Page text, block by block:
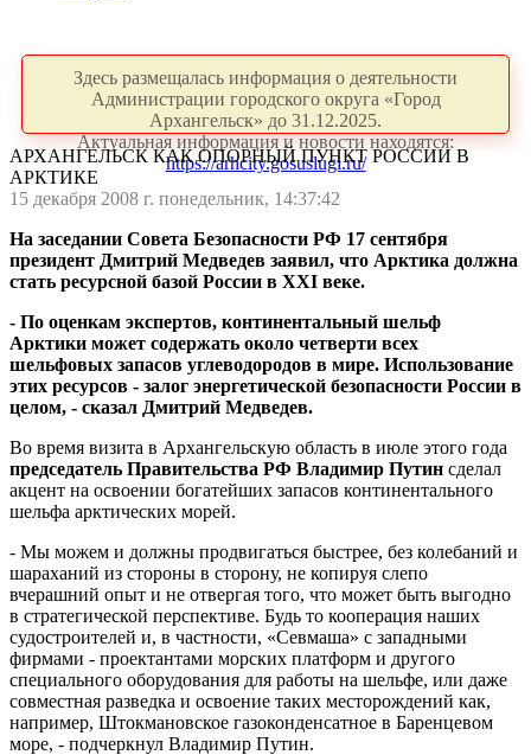
Здесь размещалась информация о деятельности
Администрации городского округа «Город
Архангельск» до 31.12.2025.
Актуальная информация и новости находятся:
https://arhcity.gosuslugi.ru/
АРХАНГЕЛЬСК КАК ОПОРНЫЙ ПУНКТ РОССИИ В
АРКТИКЕ
15 декабря 2008 г. понедельник, 14:37:42
На заседании Совета Безопасности РФ 17 сентября
президент Дмитрий Медведев заявил, что Арктика должна
стать ресурсной базой России в XXI веке.
- По оценкам экспертов, континентальный шельф
Арктики может содержать около четверти всех
шельфовых запасов углеводородов в мире. Использование
этих ресурсов - залог энергетической безопасности России в
целом, - сказал Дмитрий Медведев.
Во время визита в Архангельскую область в июле этого года
председатель Правительства РФ Владимир Путин сделал
акцент на освоении богатейших запасов континентального
шельфа арктических морей.
- Мы можем и должны продвигаться быстрее, без колебаний и
шараханий из стороны в сторону, не копируя слепо
вчерашний опыт и не отвергая того, что может быть выгодно
в стратегической перспективе. Будь то кооперация наших
судостроителей и, в частности, «Севмаша» с западными
фирмами - проектантами морских платформ и другого
специального оборудования для работы на шельфе, или даже
совместная разведка и освоение таких месторождений как,
например, Штокмановское газоконденсатное в Баренцевом
море, - подчеркнул Владимир Путин.